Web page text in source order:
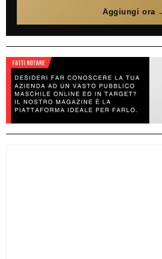
Aggiungi ora